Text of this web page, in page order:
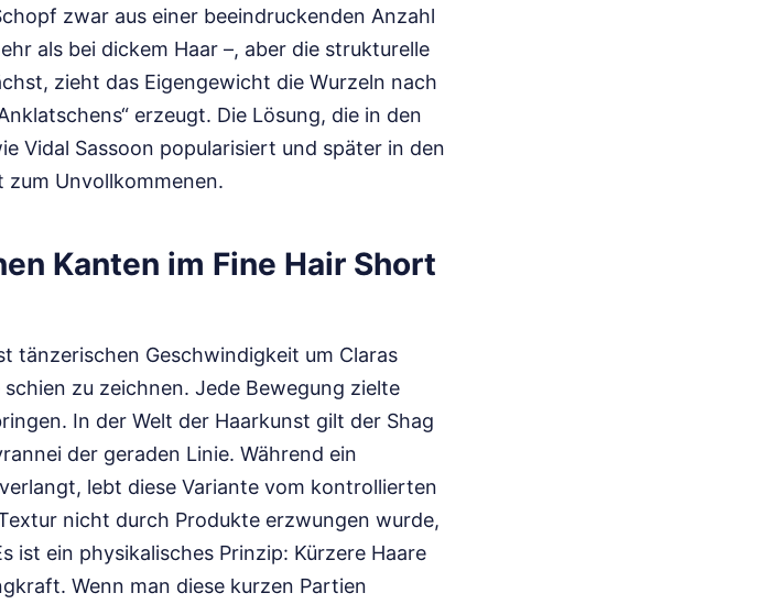
zwar aus einer beeindruckenden Anzahl
als bei dickem Haar –, aber die strukturelle
zieht das Eigengewicht die Wurzeln nach
erzeugt. Die Lösung, die in den
Vidal Sassoon popularisiert und später in den
zum Unvollkommenen.
Kanten im Fine Hair Short
tänzerischen Geschwindigkeit um Claras
zu zeichnen. Jede Bewegung zielte
In der Welt der Haarkunst gilt der Shag
der geraden Linie. Während ein
lebt diese Variante vom kontrollierten
nicht durch Produkte erzwungen wurde,
ist ein physikalisches Prinzip: Kürzere Haare
Wenn man diese kurzen Partien